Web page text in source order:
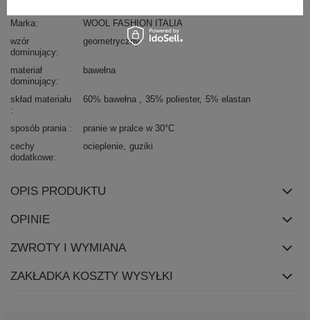
Marka
WOOL FASHION ITALIA
wzór
dominujący
geometryczny
materiał
dominujący
bawełna
skład materiału 60% bawełna 35% poliester 5% elastan
sposób prania
pranie w pralce w 30°C
cechy
dodatkowe
ocieplenie guziki
OPIS PRODUKTU
OPINIE
ZWROTY I WYMIANA
ZAKŁADKA KOSZTY WYSYŁKI